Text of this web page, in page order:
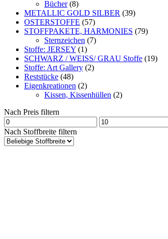
Bücher (8)
METALLIC GOLD SILBER (39)
OSTERSTOFFE (57)
STOFFPAKETE, HARMONIES (79)
Sternzeichen (7)
Stoffe: JERSEY (1)
SCHWARZ / WEISS/ GRAU Stoffe (19)
Stoffe: Art Gallery (2)
Reststücke (48)
Eigenkreationen (2)
Kissen, Kissenhüllen (2)
Nach Preis filtern
Min.
Preis
Max.
Preis
Nach Stoffbreite filtern